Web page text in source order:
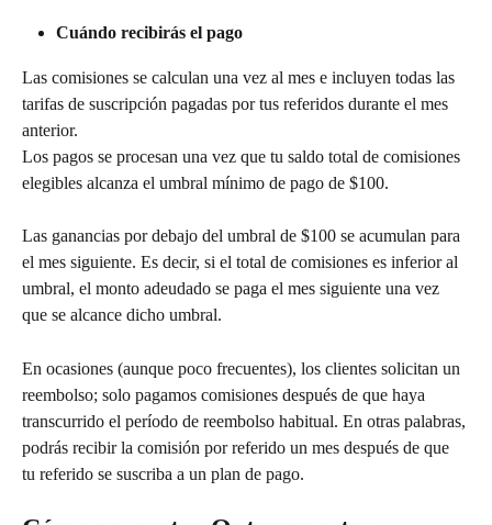
Cuándo recibirás el pago
Las comisiones se calculan una vez al mes e incluyen todas las
tarifas de suscripción pagadas por tus referidos durante el mes
anterior.
Los pagos se procesan una vez que tu saldo total de comisiones
elegibles alcanza el umbral mínimo de pago de $100.
Las ganancias por debajo del umbral de $100 se acumulan para
el mes siguiente. Es decir, si el total de comisiones es inferior al
umbral, el monto adeudado se paga el mes siguiente una vez
que se alcance dicho umbral.
En ocasiones (aunque poco frecuentes), los clientes solicitan un
reembolso; solo pagamos comisiones después de que haya
transcurrido el período de reembolso habitual. En otras palabras,
podrás recibir la comisión por referido un mes después de que
tu referido se suscriba a un plan de pago.